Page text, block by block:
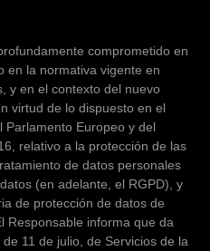
comprometido en
en la normativa vigente en
y en el contexto del nuevo
virtud de lo dispuesto en el
Parlamento Europeo y del
relativo a la protección de las
de datos personales
(en adelante, el RGPD), y
de protección de datos de
Responsable informa que da
11 de julio, de Servicios de la